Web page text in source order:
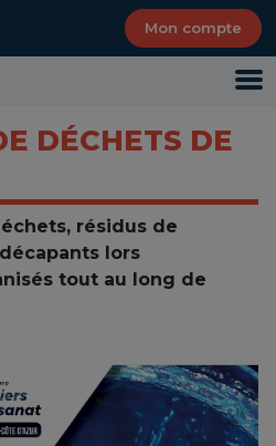
Mon compte
DÉCHETS DE
résidus de
lors
tout au long de